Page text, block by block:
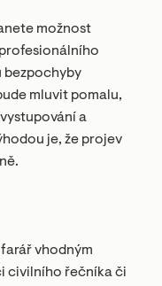
možnost
bezpochyby
mluvit pomalu,
a
je, že projev
vhodným
civilního řečníka či